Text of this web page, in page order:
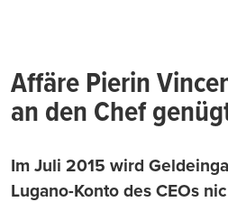
Affäre Pierin
an den Chef
Im Juli 2015 wird
Lugano-Konto des CEOs